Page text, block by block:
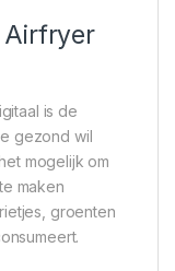
Airfryer
is de
gezond wil
mogelijk om
maken
groenten